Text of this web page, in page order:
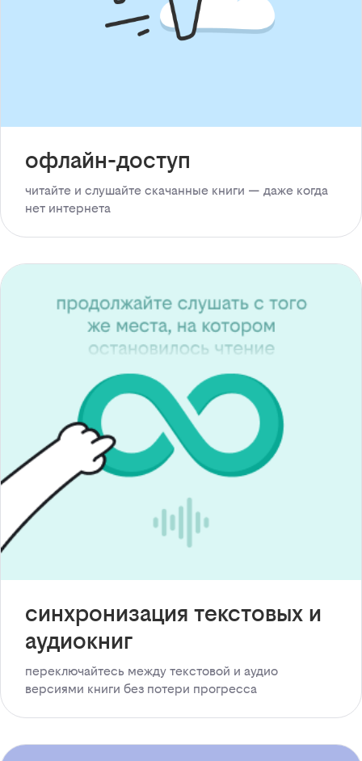
офлайн-доступ
читайте и слушайте скачанные книги — даже когда
нет интернета
синхронизация текстовых и
аудиокниг
переключайтесь между текстовой и аудио
версиями книги без потери прогресса